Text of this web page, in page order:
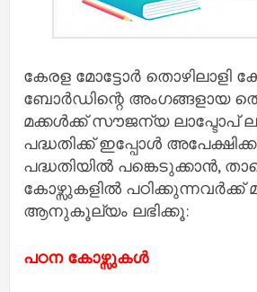
കേരള മോട്ടോർ തൊഴിലാളി
ബോർഡിന്റെ അംഗങ്ങളായ
മക്കൾക്ക് സൗജന്യ ലാപ്ടോപ്
പദ്ധതിക്ക് ഇപ്പോൾ
പദ്ധതിയിൽ പങ്കെടുക്കാൻ,
കോഴ്സുകളിൽ പഠിക്കുന്നവർക്ക്
ആനുകൂല്യം ലഭിക്കൂ:
പഠന കോഴ്സുകൾ